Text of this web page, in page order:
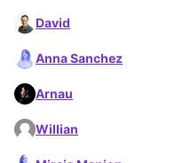
David
Anna Sanchez
Arnau
Willian